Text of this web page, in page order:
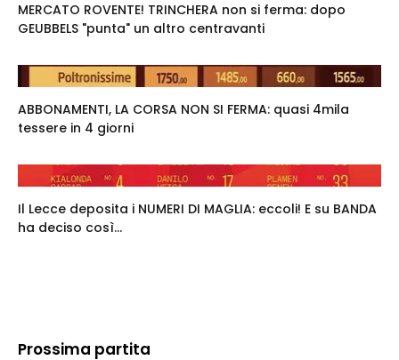
MERCATO ROVENTE! TRINCHERA non si ferma: dopo
GEUBBELS "punta" un altro centravanti
ABBONAMENTI, LA CORSA NON SI FERMA: quasi 4mila
tessere in 4 giorni
Il Lecce deposita i NUMERI DI MAGLIA: eccoli! E su BANDA
ha deciso così...
Prossima partita